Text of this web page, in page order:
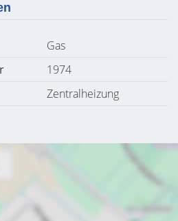
Gas
1974
Zentralheizung